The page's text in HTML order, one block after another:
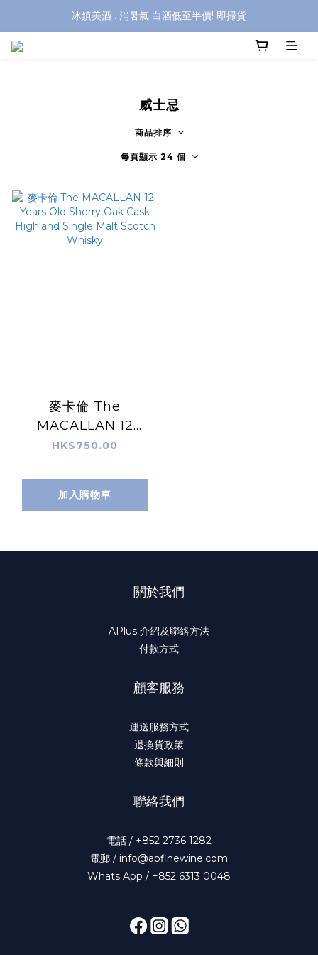
冰鎮美酒 . 消暑氣 白酒低至半價! 即掃貨
威士忌
商品排序
每頁顯示 24 個
麥卡倫 The
MACALLAN 12
Years Old Sherry
Highland Single
Malt Scotch
HK$750.00
加入購物車
關於我們
APlus 介紹及聯絡方法
付款方式
顧客服務
運送服務方式
退換貨政策
條款與細則
聯絡我們
電話 / +852 2736 1282
電郵 / info@apfinewine.com
Whats App / +852 6313 0048